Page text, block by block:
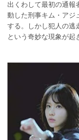
出くわして最初の通報
動した刑事キム・アジ
する。しかし犯人の逃
という奇妙な現象が起